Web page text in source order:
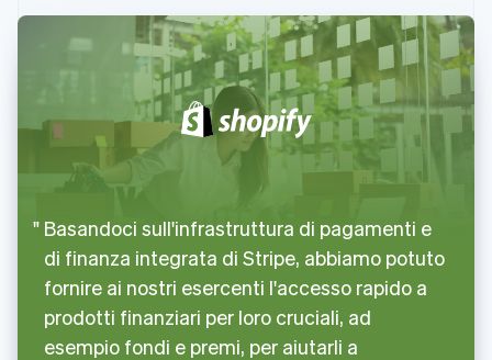
Basandoci sull'infrastruttura di pagamenti e
di finanza integrata di Stripe, abbiamo potuto
fornire ai nostri esercenti l'accesso rapido a
prodotti finanziari per loro cruciali, ad
esempio fondi e premi, per aiutarli a